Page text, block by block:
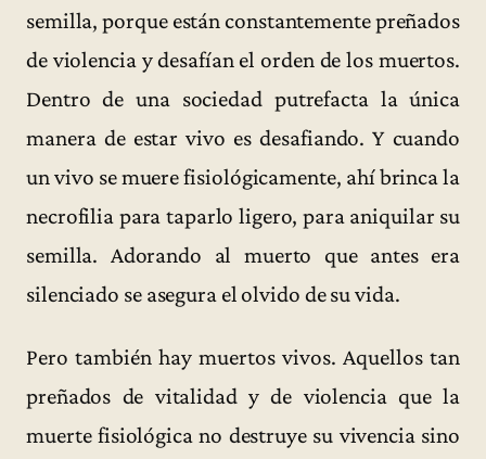
semilla, porque están constantemente preñados
de violencia y desafían el orden de los muertos.
Dentro de una sociedad putrefacta la única
manera de estar vivo es desafiando. Y cuando
un vivo se muere fisiológicamente, ahí brinca la
necrofilia para taparlo ligero, para aniquilar su
semilla. Adorando al muerto que antes era
silenciado se asegura el olvido de su vida.
Pero también hay muertos vivos. Aquellos tan
preñados de vitalidad y de violencia que la
muerte fisiológica no destruye su vivencia sino